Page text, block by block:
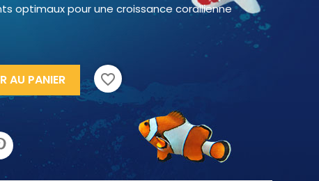
optimaux pour une croissance corallienne
AU PANIER favorite_border